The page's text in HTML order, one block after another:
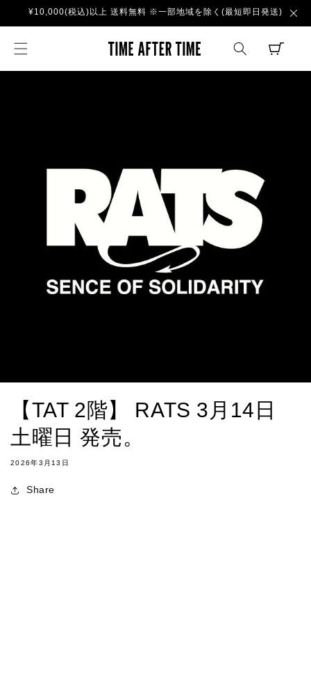
ンツに
進む
¥10,000(税込)以上 送料無料 ※一部地域を除く(最短即日発送)
TIME AFTER
CART
【TAT 2階】 RATS 3月14日
土曜日 発売。
2026年3月13日
Share